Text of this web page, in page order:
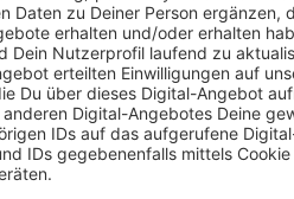
spontan mitmachen. Es gibt
kleinen Film, um um Spenden
zu dehen, es wird dann mit
Wer einen Film dreht,